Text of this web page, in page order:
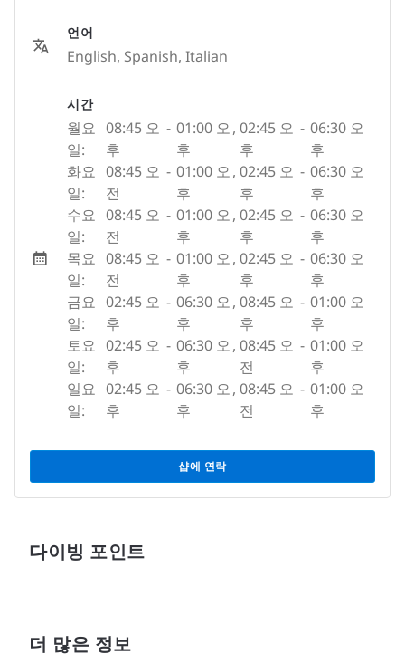
언어
English, Spanish, Italian
시간
월요
일:
08:45 오
후
- 01:00 오
후
, 02:45 오
후
- 06:30 오
후
화요
일:
08:45 오
전
- 01:00 오
후
, 02:45 오
후
- 06:30 오
후
수요
일:
08:45 오
전
- 01:00 오
후
, 02:45 오
후
- 06:30 오
후
목요
일:
08:45 오
전
- 01:00 오
후
, 02:45 오
후
- 06:30 오
후
금요
일:
02:45 오
후
- 06:30 오
후
, 08:45 오
후
- 01:00 오
후
토요
일:
02:45 오
후
- 06:30 오
후
, 08:45 오
전
- 01:00 오
후
일요
일:
02:45 오
후
- 06:30 오
후
, 08:45 오
전
- 01:00 오
후
샵에 연락
다이빙 포인트
더 많은 정보